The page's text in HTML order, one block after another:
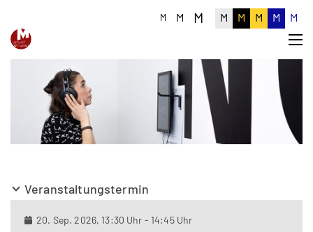
M M M M M M M M
Veranstaltungstermin
20. Sep. 2026, 13:30 Uhr - 14:45 Uhr